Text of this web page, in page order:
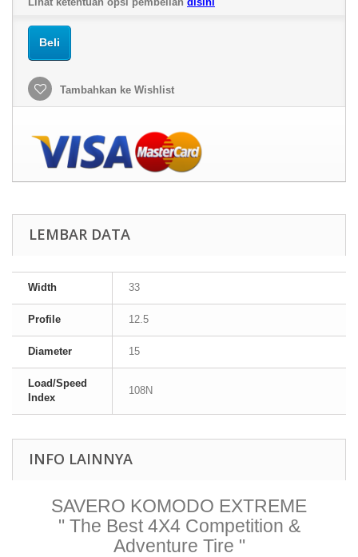
Beli
Tambahkan ke Wishlist
LEMBAR DATA
Width 33
Profile 12.5
Diameter 15
Load/Speed
Index
108N
INFO LAINNYA
SAVERO KOMODO EXTREME
" The Best 4X4 Competition &
Adventure Tire "